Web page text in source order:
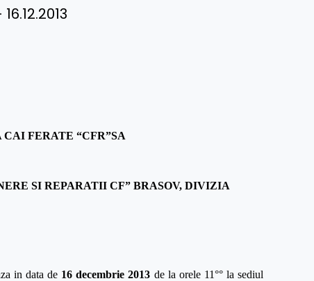
FERATE “CFR”SA
SI REPARATII CF” BRASOV, DIVIZIA
in data de 16 decembrie 2013 de la orele 11°° la sediul